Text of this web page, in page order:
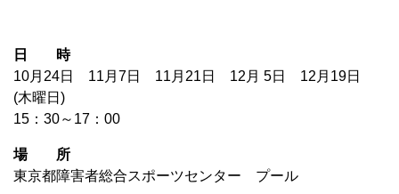
日 時
10月24日 11月7日 11月21日 12月 5日 12月19日
(木曜日)
15：30～17：00
場 所
東京都障害者総合スポーツセンター プール